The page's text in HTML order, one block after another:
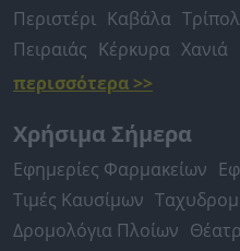
Περιστέρι Καβάλα
Πειραιάς Κέρκυρα Χανιά
περισσότερα >>
Χρήσιμα Σήμερα
Εφημερίες Φαρμακείων
Τιμές Καυσίμων
Δρομολόγια Πλοίων